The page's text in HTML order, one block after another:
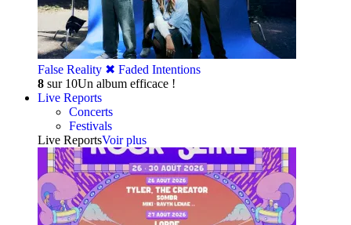
False Reality ✖︎ Faded Intentions
8 sur 10Un album efficace !
Live Reports
Concerts
Festivals
Live ReportsVoir plus